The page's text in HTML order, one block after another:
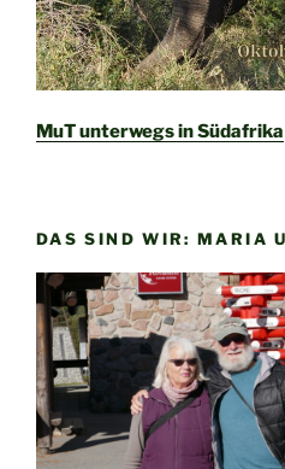
MuT unterwegs in Südafrika
DAS SIND WIR: MARIA